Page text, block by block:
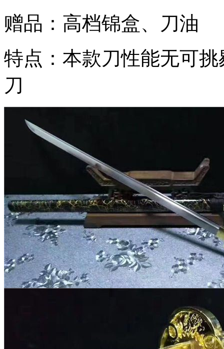
赠品：高档锦盒、刀油
特点：本款刀性能无可
刀